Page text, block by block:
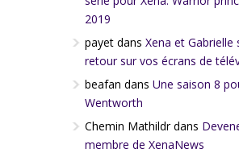
2019
payet dans Xena et Gabrielle
retour sur vos écrans de
beafan dans Une saison 8
Wentworth
Chemin Mathildrdans
membre de XenaNews